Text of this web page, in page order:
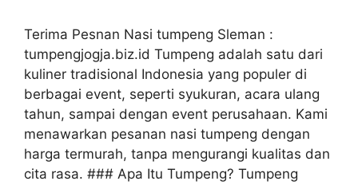
Terima Pesnan Nasi tumpeng Sleman :
tumpengjogja.biz.id Tumpeng adalah satu dari
kuliner tradisional Indonesia yang populer di
berbagai event, seperti syukuran, acara ulang
tahun, sampai dengan event perusahaan. Kami
menawarkan pesanan nasi tumpeng dengan
harga termurah, tanpa mengurangi kualitas dan
cita rasa. ### Apa Itu Tumpeng? Tumpeng